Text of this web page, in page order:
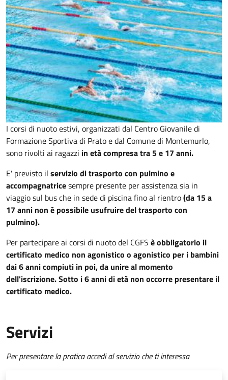
I corsi di nuoto estivi, organizzati dal Centro Giovanile di
Formazione Sportiva di Prato e dal Comune di Montemurlo,
sono rivolti ai ragazzi in età compresa tra 5 e 17 anni.
E' previsto il servizio di trasporto con pulmino e
accompagnatricesempre presente per assistenza sia in
viaggio sul bus che in sede di piscina fino al rientro(da 15 a
17 anni non è possibile usufruire del trasporto con
pulmino).
Per partecipare ai corsi di nuoto del CGFS è obbligatorio il
certificato medico non agonistico o agonistico per i bambini
dai 6 anni compiuti in poi, da unire al momento
dell'iscrizione. Sotto i 6 anni di età non occorre presentare il
certificato medico.
Servizi
Per presentare la pratica accedi al servizio che ti interessa